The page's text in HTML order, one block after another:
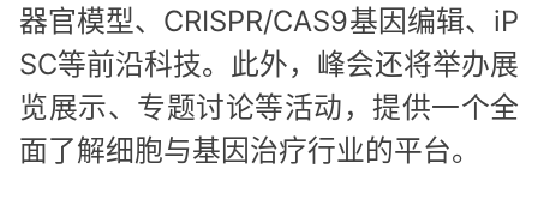
器官模型、CRISPR/CAS9基因编辑、iP
SC等前沿科技。此外，峰会还将举办展
览展示、专题讨论等活动，提供一个全
面了解细胞与基因治疗行业的平台。